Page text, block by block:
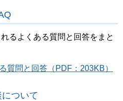
るよくある質問と回答をまと
問と回答（PDF：203KB）
ついて